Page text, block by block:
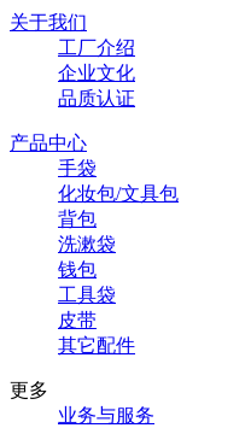
关于我们
工厂介绍
企业文化
品质认证
产品中心
手袋
化妆包/文具包
背包
洗漱袋
钱包
工具袋
皮带
其它配件
更多
业务与服务